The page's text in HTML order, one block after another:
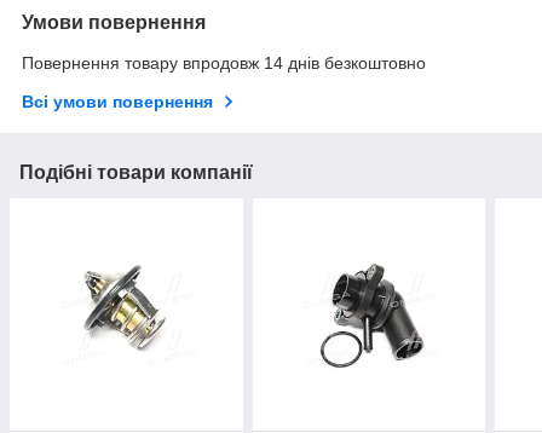
Умови повернення
Повернення товару впродовж 14 днів безкоштовно
Всі умови повернення
Подібні товари компанії